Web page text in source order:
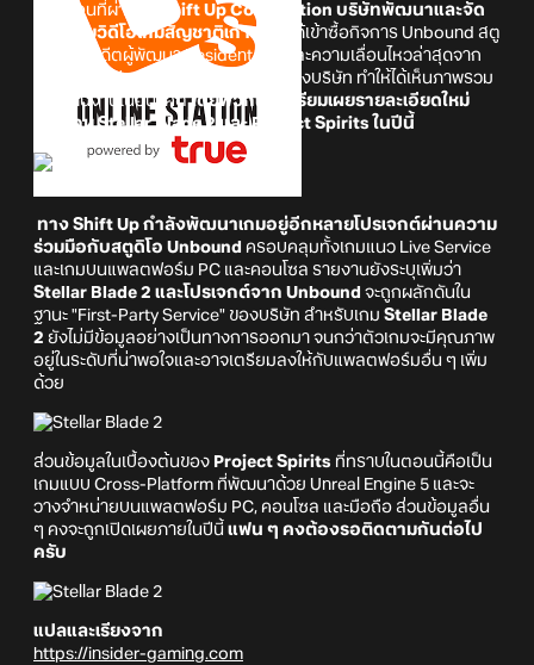
เมื่อเดือนที่ผ่านมา Shift Up Corporation บริษัทพัฒนาและจัด
จำหน่ายวิดีโอเกมสัญชาติเกาหลีใต้
ได้เข้าซื้อกิจการ Unbound สตู
ดิโอของอดีตผู้พัฒนา Resident Evil และความเลื่อนไหวล่าสุดจาก
รายงานผลประกอบการทางการเงินของบริษัท ทำให้ได้เห็นภาพรวม
และแผนงานในอนาคตโดยพวกเขาเตรียมเผยรายละเอียดใหม่
ของเกมStellar Blade 2 และ Project Spirits ในปีนี้
ทาง Shift Up กำลังพัฒนาเกมอยู่อีกหลายโปรเจกต์ผ่านความ
ร่วมมือกับสตูดิโอ Unbound ครอบคลุมทั้งเกมแนว Live Service
และเกมบนแพลตฟอร์ม PC และคอนโซล รายงานยังระบุเพิ่มว่า
Stellar Blade 2 และโปรเจกต์จาก Unbound จะถูกผลักดันใน
ฐานะ "First-Party Service" ของบริษัท สำหรับเกม Stellar Blade
2 ยังไม่มีข้อมูลอย่างเป็นทางการออกมา จนกว่าตัวเกมจะมีคุณภาพ
อยู่ในระดับที่น่าพอใจและอาจเตรียมลงให้กับแพลตฟอร์มอื่น ๆ เพิ่ม
ด้วย
ส่วนข้อมูลในเบื้องต้นของ Project Spirits ที่ทราบในตอนนี้คือเป็น
เกมแบบ Cross-Platform ที่พัฒนาด้วย Unreal Engine 5 และจะ
วางจำหน่ายบนแพลตฟอร์ม PC, คอนโซล และมือถือ ส่วนข้อมูลอื่น
ๆ คงจะถูกเปิดเผยภายในปีนี้ แฟน ๆ คงต้องรอติดตามกันต่อไป
ครับ
แปลและเรียงจาก
https://insider-gaming.com